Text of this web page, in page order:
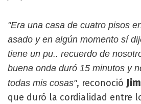
"Era una casa de cuatro pisos
asado y en algún momento sí
tiene un pu.. recuerdo de
buena onda duró 15 minutos y
todas mis cosas", reconoció
que duró la cordialidad entre